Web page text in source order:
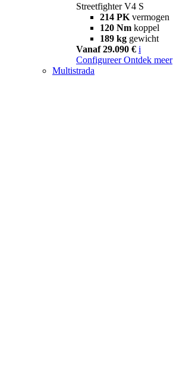
Streetfighter V4 S
214 PK vermogen
120 Nm koppel
189 kg gewicht
Vanaf 29.090 € i
Configureer Ontdek meer
Multistrada